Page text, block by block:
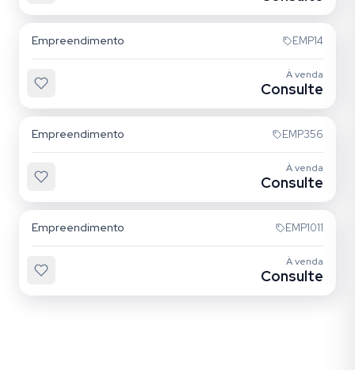
Empreendimento EMP14
À venda
Consulte
Empreendimento EMP356
À venda
Consulte
Empreendimento EMP1011
À venda
Consulte